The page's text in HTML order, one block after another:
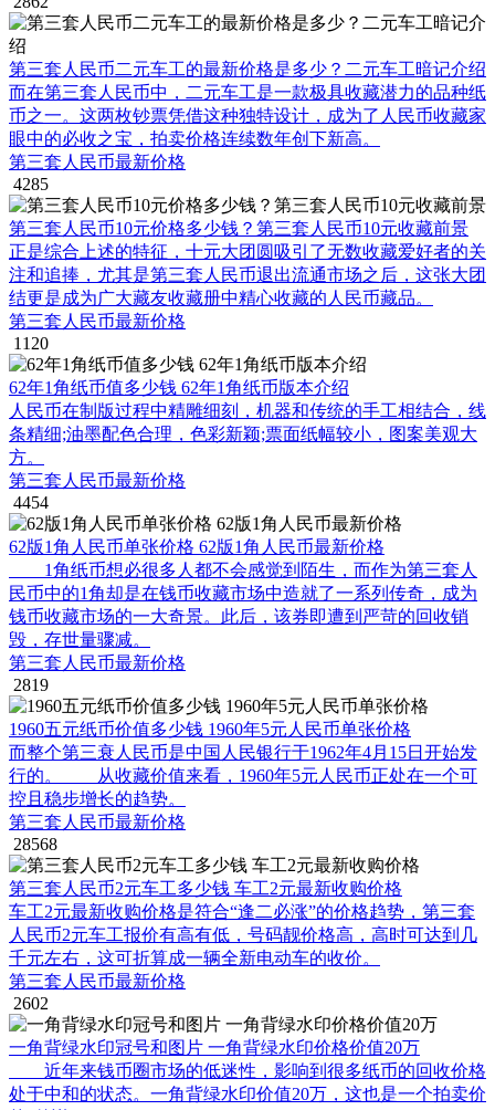
第三套人民币二元车工的最新价格是多少？二元车工暗记介绍
而在第三套人民币中，二元车工是一款极具收藏潜力的品种纸
币之一。这两枚钞票凭借这种独特设计，成为了人民币收藏家
眼中的必收之宝，拍卖价格连续数年创下新高。
第三套人民币最新价格
4285
第三套人民币10元价格多少钱？第三套人民币10元收藏前景
正是综合上述的特征，十元大团圆吸引了无数收藏爱好者的关
注和追捧，尤其是第三套人民币退出流通市场之后，这张大团
结更是成为广大藏友收藏册中精心收藏的人民币藏品。
第三套人民币最新价格
1120
62年1角纸币值多少钱 62年1角纸币版本介绍
人民币在制版过程中精雕细刻，机器和传统的手工相结合，线
条精细;油墨配色合理，色彩新颖;票面纸幅较小，图案美观大
方。
第三套人民币最新价格
4454
62版1角人民币单张价格 62版1角人民币最新价格
1角纸币想必很多人都不会感觉到陌生，而作为第三套人
民币中的1角却是在钱币收藏市场中造就了一系列传奇，成为
钱币收藏市场的一大奇景。此后，该券即遭到严苛的回收销
毁，存世量骤减。
第三套人民币最新价格
2819
1960五元纸币价值多少钱 1960年5元人民币单张价格
而整个第三衰人民币是中国人民银行于1962年4月15日开始发
行的。 从收藏价值来看，1960年5元人民币正处在一个可
控且稳步增长的趋势。
第三套人民币最新价格
28568
第三套人民币2元车工多少钱 车工2元最新收购价格
车工2元最新收购价格是符合“逢二必涨”的价格趋势，第三套
人民币2元车工报价有高有低，号码靓价格高，高时可达到几
千元左右，这可折算成一辆全新电动车的收价。
第三套人民币最新价格
2602
一角背绿水印冠号和图片 一角背绿水印价格价值20万
近年来钱币圈市场的低迷性，影响到很多纸币的回收价格
处于中和的状态。一角背绿水印价值20万，这也是一个拍卖价